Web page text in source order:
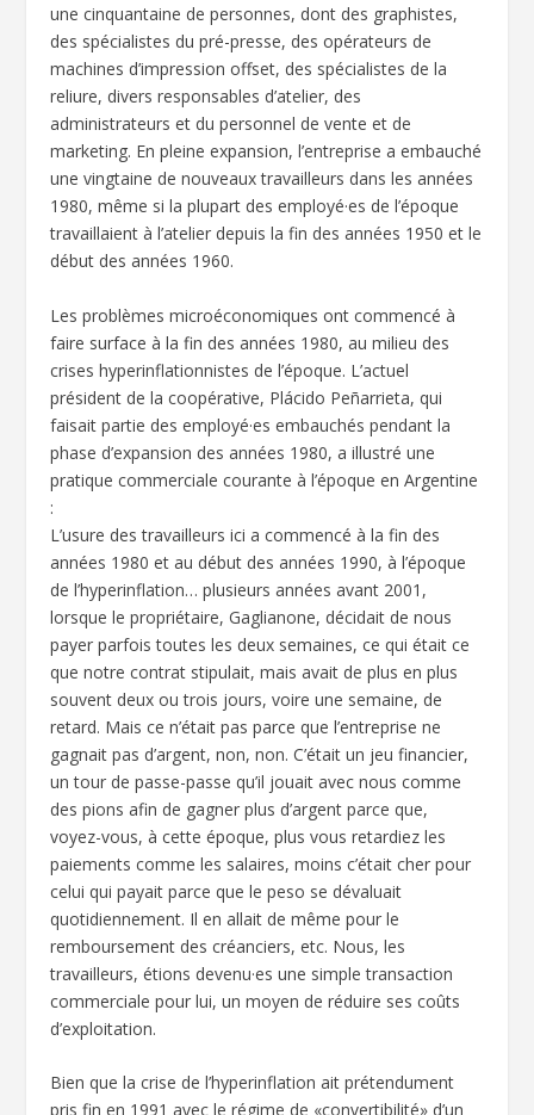
une cinquantaine de personnes, dont des graphistes,
des spécialistes du pré-presse, des opérateurs de
machines d’impression offset, des spécialistes de la
reliure, divers responsables d’atelier, des
administrateurs et du personnel de vente et de
marketing. En pleine expansion, l’entreprise a embauché
une vingtaine de nouveaux travailleurs dans les années
1980, même si la plupart des employé·es de l’époque
travaillaient à l’atelier depuis la fin des années 1950 et le
début des années 1960.
Les problèmes microéconomiques ont commencé à
faire surface à la fin des années 1980, au milieu des
crises hyperinflationnistes de l’époque. L’actuel
président de la coopérative, Plácido Peñarrieta, qui
faisait partie des employé·es embauchés pendant la
phase d’expansion des années 1980, a illustré une
pratique commerciale courante à l’époque en Argentine
:
L’usure des travailleurs ici a commencé à la fin des
années 1980 et au début des années 1990, à l’époque
de l’hyperinflation… plusieurs années avant 2001,
lorsque le propriétaire, Gaglianone, décidait de nous
payer parfois toutes les deux semaines, ce qui était ce
que notre contrat stipulait, mais avait de plus en plus
souvent deux ou trois jours, voire une semaine, de
retard. Mais ce n’était pas parce que l’entreprise ne
gagnait pas d’argent, non, non. C’était un jeu financier,
un tour de passe-passe qu’il jouait avec nous comme
des pions afin de gagner plus d’argent parce que,
voyez-vous, à cette époque, plus vous retardiez les
paiements comme les salaires, moins c’était cher pour
celui qui payait parce que le peso se dévaluait
quotidiennement. Il en allait de même pour le
remboursement des créanciers, etc. Nous, les
travailleurs, étions devenu·es une simple transaction
commerciale pour lui, un moyen de réduire ses coûts
d’exploitation.
Bien que la crise de l’hyperinflation ait prétendument
pris fin en 1991 avec le régime de «convertibilité» d’un